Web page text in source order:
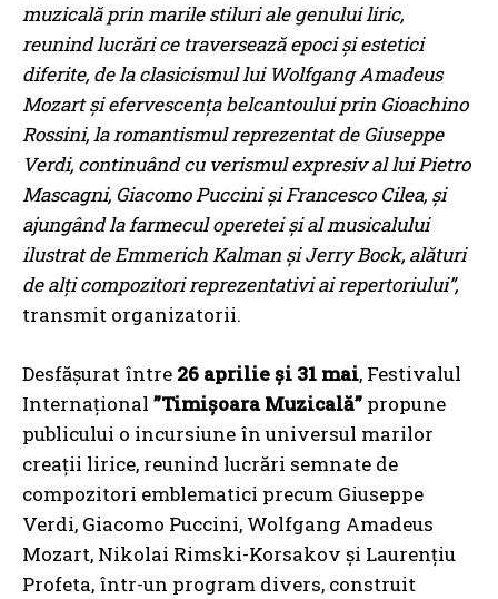
muzicală prin marile stiluri ale genului liric,
reunind lucrări ce traversează epoci și estetici
diferite, de la clasicismul lui Wolfgang Amadeus
Mozart și efervescența belcantoului prin Gioachino
Rossini, la romantismul reprezentat de Giuseppe
Verdi, continuând cu verismul expresiv al lui Pietro
Mascagni, Giacomo Puccini și Francesco Cilea, și
ajungând la farmecul operetei și al musicalului
ilustrat de Emmerich Kalman și Jerry Bock, alături
de alți compozitori reprezentativi ai repertoriului”,
transmit organizatorii.
Desfășurat între 26 aprilie și 31 mai, Festivalul
Internațional ”Timișoara Muzicală” propune
publicului o incursiune în universul marilor
creații lirice, reunind lucrări semnate de
compozitori emblematici precum Giuseppe
Verdi, Giacomo Puccini, Wolfgang Amadeus
Mozart, Nikolai Rimski-Korsakov și Laurențiu
Profeta, într-un program divers, construit